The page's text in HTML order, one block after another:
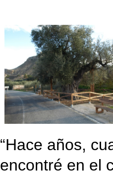
“Hace años,
encontré en el